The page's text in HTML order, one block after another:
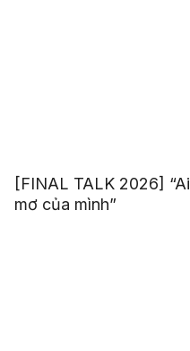
[FINAL TALK 2026]
mơ của mình”